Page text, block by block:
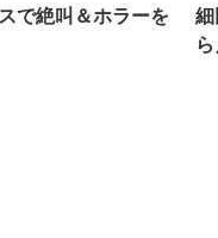
で絶叫＆ホラーを